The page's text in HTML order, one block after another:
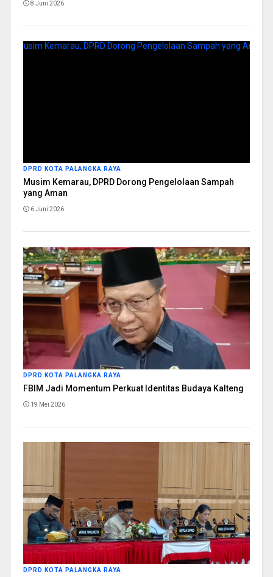
8 Juni 2026
DPRD KOTA PALANGKA RAYA
Musim Kemarau, DPRD Dorong Pengelolaan Sampah
yang Aman
6 Juni 2026
DPRD KOTA PALANGKA RAYA
FBIM Jadi Momentum Perkuat Identitas Budaya Kalteng
19 Mei 2026
DPRD KOTA PALANGKA RAYA